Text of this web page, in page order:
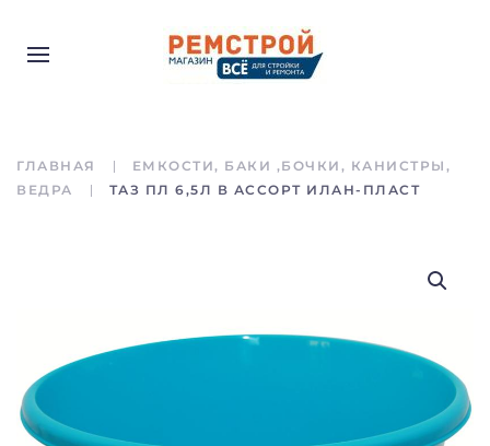
ГЛАВНАЯ
ЕМКОСТИ, БАКИ ,БОЧКИ, КАНИСТРЫ,
ВЕДРА
ТАЗ ПЛ 6,5Л В АССОРТ ИЛАН-ПЛАСТ